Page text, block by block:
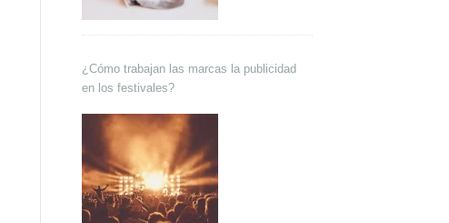
¿Cómo trabajan las marcas la publicidad
en los festivales?